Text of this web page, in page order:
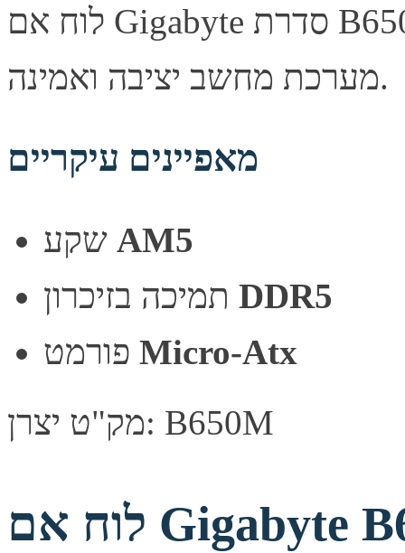
לוח אם Gigabyte סדרת B650M, מספק יציבות ואמינות לבניית
מערכת מחשב יציבה ואמינה.
מאפיינים עיקריים
AM5
DDR5
Micro-Atx
מק"ט יצרן: B650M
לוח אם Gigabyte B650M GAMING PLUS